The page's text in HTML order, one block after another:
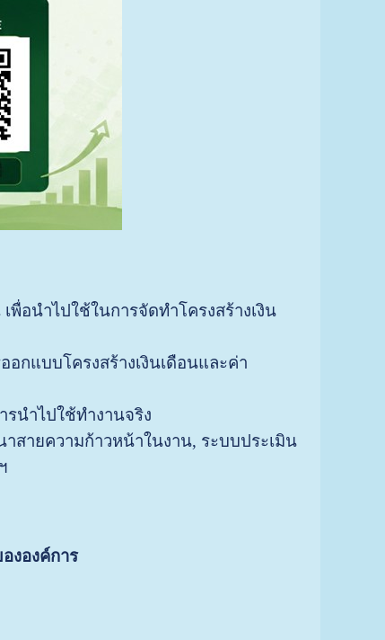
พื่อนำไปใช้ในการจัดทำโครงสร้างเงิน
กแบบโครงสร้างเงินเดือนและค่า
รนำไปใช้ทำงานจริง
สายความก้าวหน้าในงาน, ระบบประเมิน
งองค์การ